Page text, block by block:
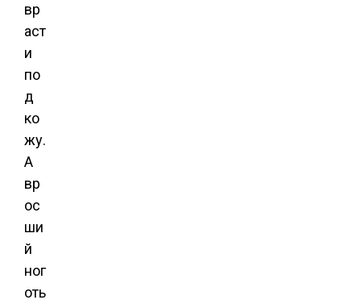
вр
аст
и
по
д
ко
жу.
А
вр
ос
ши
й
ног
оть